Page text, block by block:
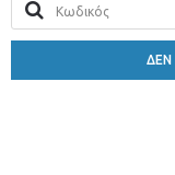
ΔΕΝ